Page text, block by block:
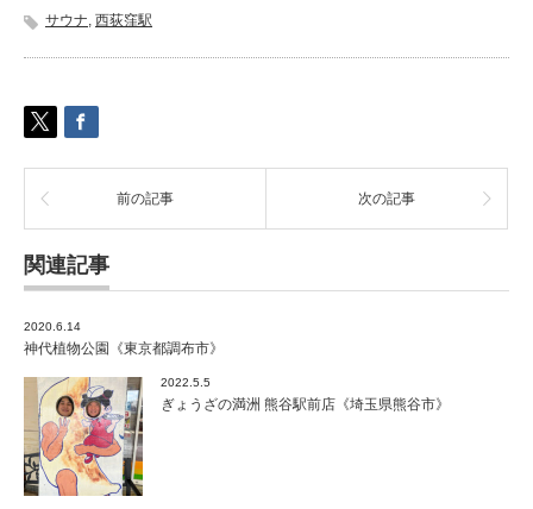
都
は
サウナ, 西荻窪駅
前の記事 次の記事
関連記事
2020.6.14
神代植物公園《東京都調布市》
2022.5.5
ぎょうざの満洲 熊谷駅前店《埼玉県熊谷市》